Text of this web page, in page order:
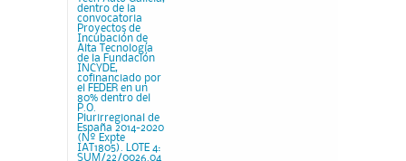
dentro de la
convocatoria
Proyectos de
Incubación de
Alta Tecnología
de la Fundación
INCYDE,
cofinanciado por
el FEDER en un
80% dentro del
P.O.
Plurirregional de
España 2014-2020
(Nº Expte
IAT1805). LOTE 4:
SUM/22/0026.04